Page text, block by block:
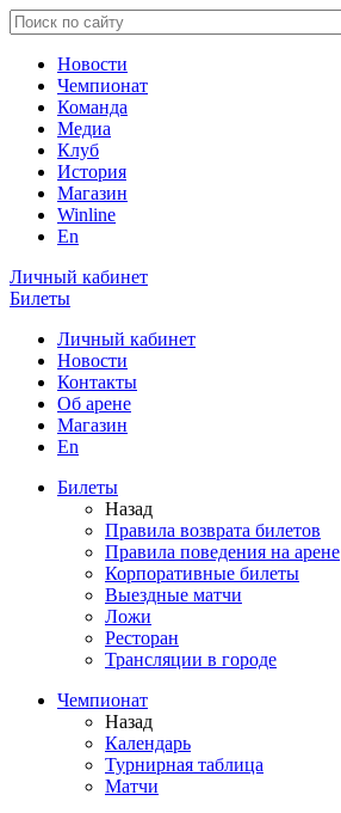
Новости
Чемпионат
Команда
Медиа
Клуб
История
Магазин
Winline
En
Личный кабинет
Билеты
Личный кабинет
Новости
Контакты
Об арене
Магазин
En
Билеты
Назад
Правила возврата билетов
Правила поведения на арене
Корпоративные билеты
Выездные матчи
Ложи
Ресторан
Трансляции в городе
Чемпионат
Назад
Календарь
Турнирная таблица
Матчи